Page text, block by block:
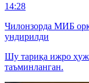
14:28
Чилонзорда МИБ
ундирилди
Шу тариқа ижро
таъминланган.